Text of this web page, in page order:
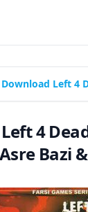
4
Bazi